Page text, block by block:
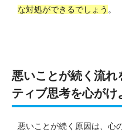
な対処ができるでしょう 。
悪いことが続く流
ティブ思考を心がけ
悪いことが続く原因は、心